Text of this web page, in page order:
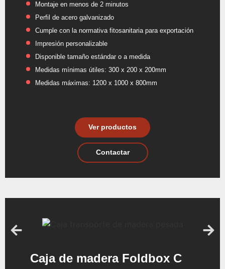
Montaje en menos de 2 minutos
Perfil de acero galvanizado
Cumple con la normativa fitosanitaria para exportación
Impresión personalizable
Disponible tamaño estándar o a medida
Medidas mínimas útiles: 300 x 200 x 200mm
Medidas máximas: 1200 x 1000 x 800mm
Ver productos
Contactar
Caja de madera Foldbox C